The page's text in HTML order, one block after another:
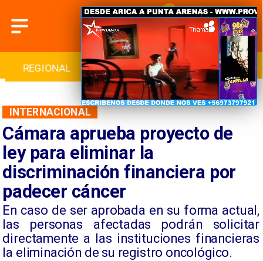
INTERNACIONAL DEPORTES CULTURA
Cámara aprueba proyecto de
ley para eliminar la
discriminación financiera por
padecer cáncer
En caso de ser aprobada en su forma actual,
las personas afectadas podrán solicitar
directamente a las instituciones financieras
la eliminación de su registro oncológico.
INTERNACIONAL